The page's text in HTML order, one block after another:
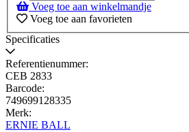
Voeg toe aan winkelmandje
Voeg toe aan favorieten
Specificaties
Referentienummer:
CEB 2833
Barcode:
749699128335
Merk:
ERNIE BALL